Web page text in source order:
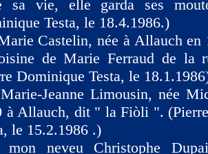
sa vie, elle garda ses
Testa, le 18.4.1986.)
Castelin, née à Allauch en
de Marie Ferraud de la
Dominique Testa, le
Jeanne Limousin, née
à Allauch, dit " la Fiòli ".
le 15.2.1986 .)
neveu Christophe